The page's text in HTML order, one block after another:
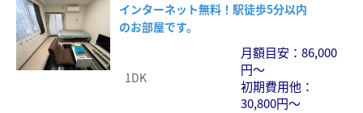
インターネット無料！駅徒歩5分以内
のお部屋です。
1DK
月額目安：86,000
円～
初期費用他：
30,800円～